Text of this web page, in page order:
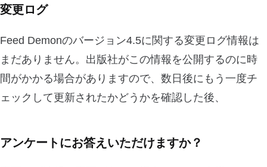
変更ログ
Feed Demonのバージョン4.5に関する変更ログ情報は
まだありません。出版社がこの情報を公開するのに時
間がかかる場合がありますので、数日後にもう一度チ
ェックして更新されたかどうかを確認した後、
アンケートにお答えいただけますか？